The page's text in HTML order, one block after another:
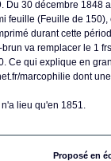
Du 30 décembre 1848
feuille (Feuille de
durant cette
va remplacer le 1
Ce qui explique en
marcophilie dont
lieu qu'en 1851.
Proposé en